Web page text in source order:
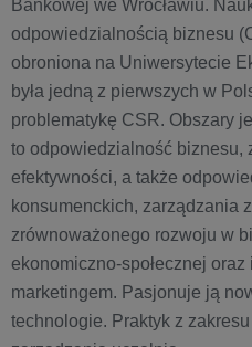
Bankowej we Wrocławiu.
odpowiedzialnością biznesu
obroniona na Uniwersytecie
była jedną z pierwszych w
problematykę CSR. Obszary
to odpowiedzialność biznesu,
efektywności, a także
konsumenckich, zarządzania
zrównoważonego rozwoju w
ekonomiczno-społecznej
marketingem. Pasjonuje ją
technologie. Praktyk z